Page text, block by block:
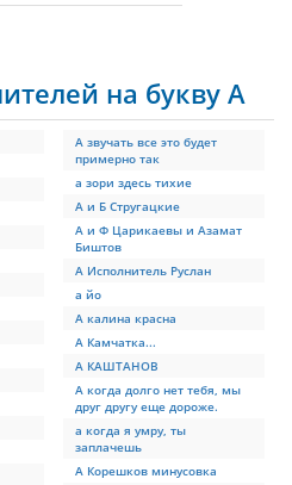
на букву А
А звучать все это будет
примерно так
а зори здесь тихие
А и Б Стругацкие
А и Ф Царикаевы и Азамат
Биштов
А Исполнитель Руслан
а йо
А калина красна
А Камчатка...
А КАШТАНОВ
А когда долго нет тебя, мы
друг другу еще дороже.
а когда я умру, ты
заплачешь
А Корешков минусовка